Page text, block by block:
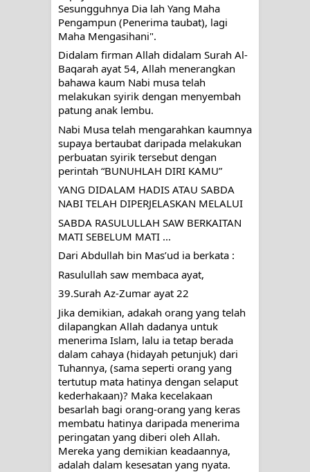
Sesungguhnya Dia lah Yang Maha
Pengampun (Penerima taubat), lagi
Maha Mengasihani".
Didalam firman Allah didalam Surah Al-
Baqarah ayat 54, Allah menerangkan
bahawa kaum Nabi musa telah
melakukan syirik dengan menyembah
patung anak lembu.
Nabi Musa telah mengarahkan kaumnya
supaya bertaubat daripada melakukan
perbuatan syirik tersebut dengan
perintah “BUNUHLAH DIRI KAMU”
YANG DIDALAM HADIS ATAU SABDA
NABI TELAH DIPERJELASKAN MELALUI
SABDA RASULULLAH SAW BERKAITAN
MATI SEBELUM MATI ...
Dari Abdullah bin Mas’ud ia berkata :
Rasulullah saw membaca ayat,
39.Surah Az-Zumar ayat 22
Jika demikian, adakah orang yang telah
dilapangkan Allah dadanya untuk
menerima Islam, lalu ia tetap berada
dalam cahaya (hidayah petunjuk) dari
Tuhannya, (sama seperti orang yang
tertutup mata hatinya dengan selaput
kederhakaan)? Maka kecelakaan
besarlah bagi orang-orang yang keras
membatu hatinya daripada menerima
peringatan yang diberi oleh Allah.
Mereka yang demikian keadaannya,
adalah dalam kesesatan yang nyata.